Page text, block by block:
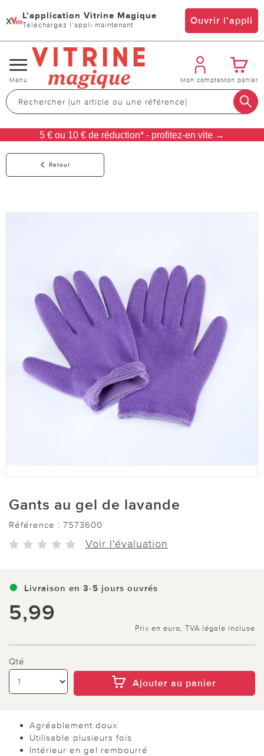
x L’application Vitrine Magique
Téléchargez l’appli maintenant Ouvrir l’appli
Changer
de
navigation
Menu Mon compteMon panier
5 € ou 10 € de réduction* - profitez-en vite →
Retour
Gants au gel de lavande
Référence : 7573600
Voir l'évaluation
Livraison en 3-5 jours ouvrés
5,99
Prix en euro, TVA légale incluse
Qté
Ajouter au panier
Agréablement doux
Utilisable plusieurs fois
Intérieur en gel rembourré